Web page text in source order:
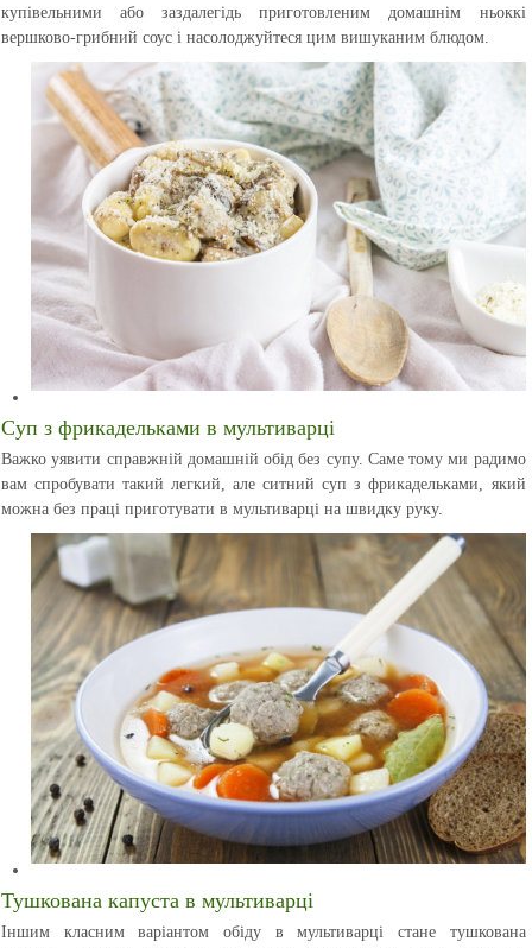
купівельними або заздалегідь приготовленим домашнім ньоккі
вершково-грибний соус і насолоджуйтеся цим вишуканим блюдом.
Суп з фрикадельками в мультиварці
Важко уявити справжній домашній обід без супу. Саме тому ми радимо
вам спробувати такий легкий, але ситний суп з фрикадельками, який
можна без праці приготувати в мультиварці на швидку руку.
Тушкована капуста в мультиварці
Іншим класним варіантом обіду в мультиварці стане тушкована